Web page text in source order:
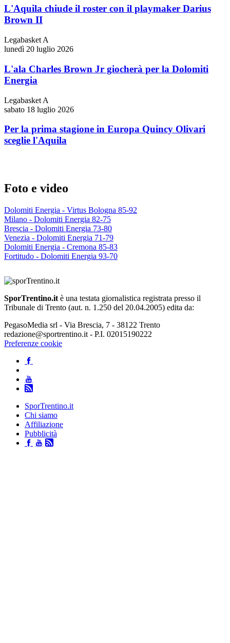
L'Aquila chiude il roster con il playmaker Darius
Brown II
Legabasket A
lunedì 20 luglio 2026
L'ala Charles Brown Jr giocherà per la Dolomiti
Energia
Legabasket A
sabato 18 luglio 2026
Per la prima stagione in Europa Quincy Olivari
sceglie l'Aquila
Foto e video
Dolomiti Energia - Virtus Bologna 85-92
Milano - Dolomiti Energia 82-75
Brescia - Dolomiti Energia 73-80
Venezia - Dolomiti Energia 71-79
Dolomiti Energia - Cremona 85-83
Fortitudo - Dolomiti Energia 93-70
SporTrentino.it è una testata giornalistica registrata presso il
Tribunale di Trento (aut. n. 1.250 del 20.04.2005) edita da:
PegasoMedia srl - Via Brescia, 7 - 38122 Trento
redazione@sportrentino.it - P.I. 02015190222
Preferenze cookie
SporTrentino.it
Chi siamo
Affiliazione
Pubblicità